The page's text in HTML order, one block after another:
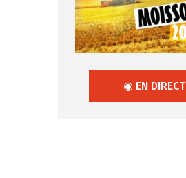
◉ EN DIRECT